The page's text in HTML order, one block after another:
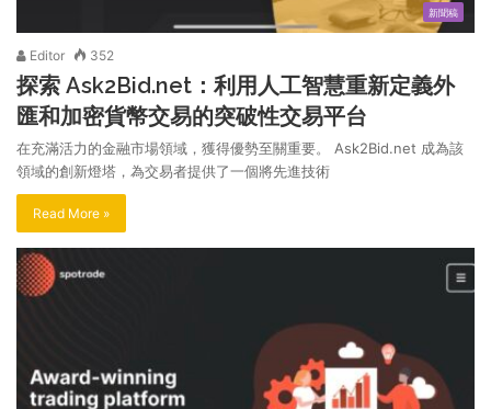
新聞稿
Editor 352
探索 Ask2Bid.net：利用人工智慧重新定義外
匯和加密貨幣交易的突破性交易平台
在充滿活力的金融市場領域，獲得優勢至關重要。 Ask2Bid.net 成為該
領域的創新燈塔，為交易者提供了一個將先進技術
Read More »